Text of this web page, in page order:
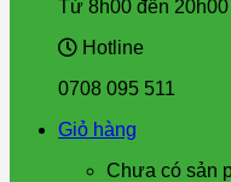
Từ 8h00 đến
Hotline
0708 095 511
Giỏ hàng
Chưa có sản